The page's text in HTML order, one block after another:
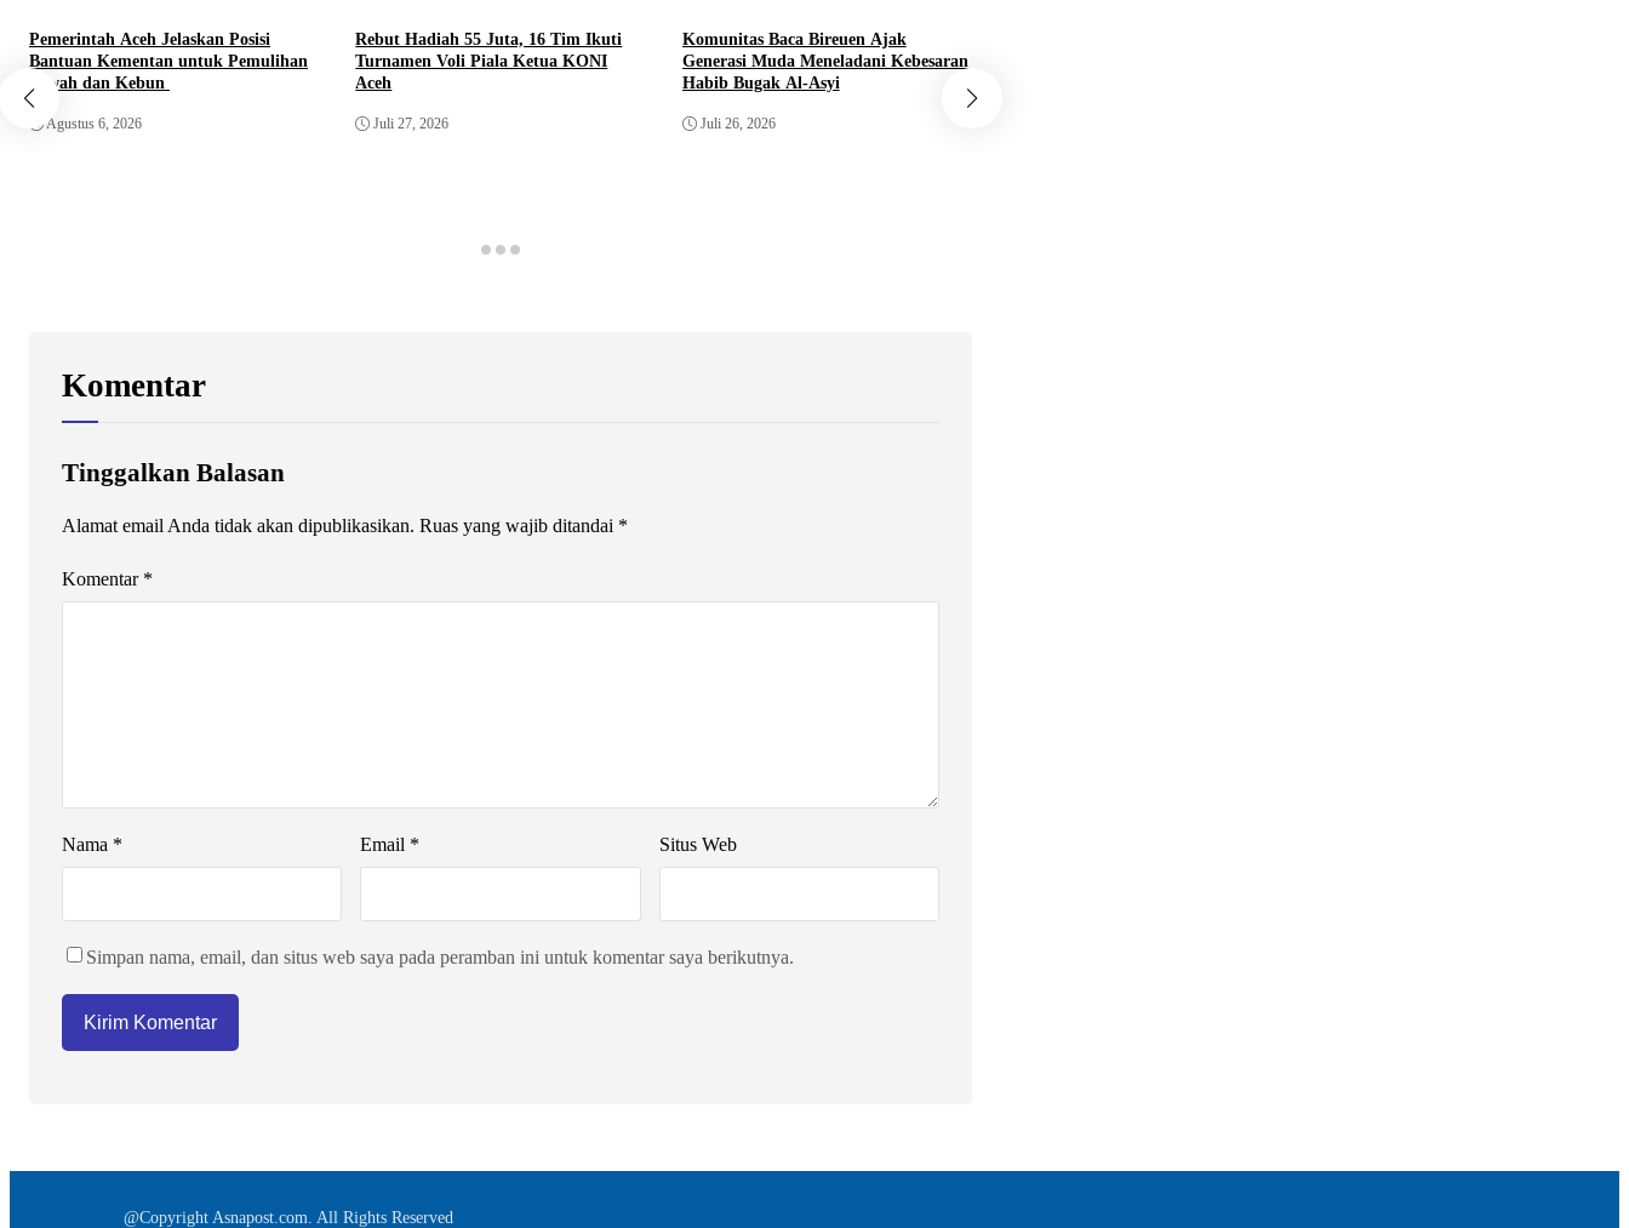
Pemerintah Aceh Jelaskan Posisi
Bantuan Kementan untuk Pemulihan
Sawah dan Kebun
Agustus 6, 2026
Rebut Hadiah 55 Juta, 16 Tim Ikuti
Turnamen Voli Piala Ketua KONI
Aceh
Juli 27, 2026
Komunitas Baca Bireuen Ajak
Generasi Muda Meneladani Kebesaran
Habib Bugak Al-Asyi
Juli 26, 2026
Komentar
Tinggalkan Balasan
Alamat email Anda tidak akan dipublikasikan. Ruas yang wajib ditandai *
Komentar *
Nama * Email * Situs Web
Simpan nama, email, dan situs web saya pada peramban ini untuk komentar saya berikutnya.
@Copyright Asnapost.com. All Rights Reserved